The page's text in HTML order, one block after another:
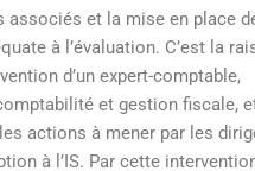
associés et la mise en place
à l’évaluation. C’est la
d’un expert-comptable,
et gestion fiscale,
actions à mener par les
à l’IS. Par cette